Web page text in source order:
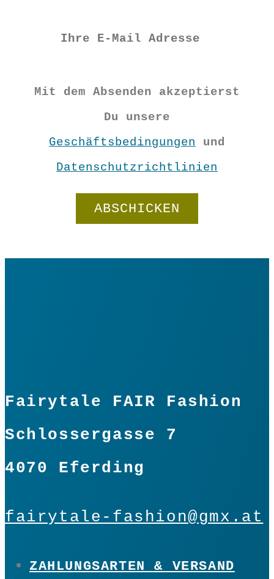
Mit dem Absenden akzeptierst
Du unsere
Geschäftsbedingungen und
Datenschutzrichtlinien
Fairytale FAIR Fashion
Schlossergasse 7
4070 Eferding
fairytale-fashion@gmx.at
ZAHLUNGSARTEN & VERSAND